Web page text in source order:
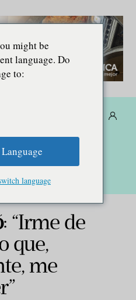
: “Irme de
que,
me
might be
language. Do
to:
language